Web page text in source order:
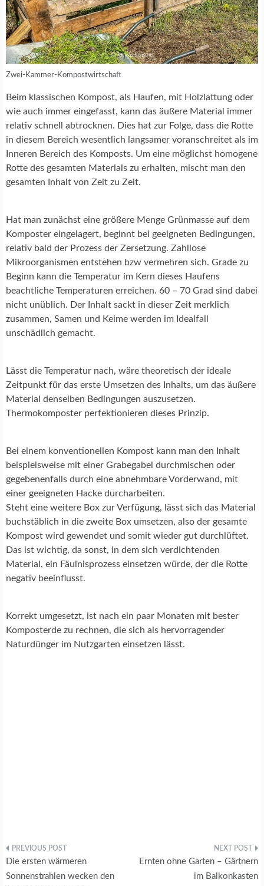
Zwei-Kammer-Kompostwirtschaft
Beim klassischen Kompost, als Haufen, mit Holzlattung oder
wie auch immer eingefasst, kann das äußere Material immer
relativ schnell abtrocknen. Dies hat zur Folge, dass die Rotte
in diesem Bereich wesentlich langsamer voranschreitet als im
Inneren Bereich des Komposts. Um eine möglichst homogene
Rotte des gesamten Materials zu erhalten, mischt man den
gesamten Inhalt von Zeit zu Zeit.
Hat man zunächst eine größere Menge Grünmasse auf dem
Komposter eingelagert, beginnt bei geeigneten Bedingungen,
relativ bald der Prozess der Zersetzung. Zahllose
Mikroorganismen entstehen bzw vermehren sich. Grade zu
Beginn kann die Temperatur im Kern dieses Haufens
beachtliche Temperaturen erreichen. 60 – 70 Grad sind dabei
nicht unüblich. Der Inhalt sackt in dieser Zeit merklich
zusammen, Samen und Keime werden im Idealfall
unschädlich gemacht.
Lässt die Temperatur nach, wäre theoretisch der ideale
Zeitpunkt für das erste Umsetzen des Inhalts, um das äußere
Material denselben Bedingungen auszusetzen.
Thermokomposter perfektionieren dieses Prinzip.
Bei einem konventionellen Kompost kann man den Inhalt
beispielsweise mit einer Grabegabel durchmischen oder
gegebenenfalls durch eine abnehmbare Vorderwand, mit
einer geeigneten Hacke durcharbeiten.
Steht eine weitere Box zur Verfügung, lässt sich das Material
buchstäblich in die zweite Box umsetzen, also der gesamte
Kompost wird gewendet und somit wieder gut durchlüftet.
Das ist wichtig, da sonst, in dem sich verdichtenden
Material, ein Fäulnisprozess einsetzen würde, der die Rotte
negativ beeinflusst.
Korrekt umgesetzt, ist nach ein paar Monaten mit bester
Komposterde zu rechnen, die sich als hervorragender
Naturdünger im Nutzgarten einsetzen lässt.
Beitragsnavigation
Die ersten wärmeren
Sonnenstrahlen wecken den
Ernten ohne Garten – Gärtnern
im Balkonkasten